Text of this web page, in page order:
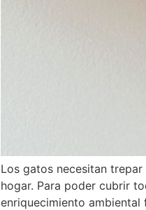
Los gatos necesitan
hogar. Para poder cubrir
enriquecimiento